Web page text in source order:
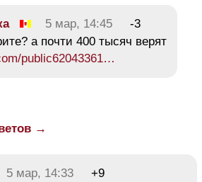
5 мар, 14:45
-3
а почти 400 тысяч верят
public62043361…
→
5 мар, 14:33
+9